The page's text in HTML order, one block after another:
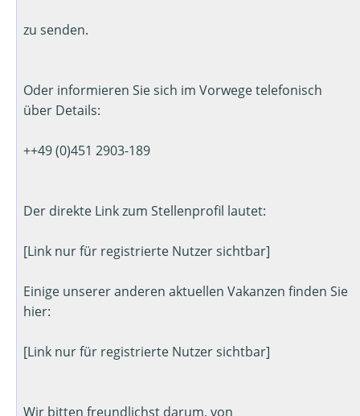
zu senden.
Oder informieren Sie sich im Vorwege telefonisch
über Details:
++49 (0)451 2903-189
Der direkte Link zum Stellenprofil lautet:
[Link nur für registrierte Nutzer sichtbar]
Einige unserer anderen aktuellen Vakanzen finden Sie
hier:
[Link nur für registrierte Nutzer sichtbar]
Wir bitten freundlichst darum, von